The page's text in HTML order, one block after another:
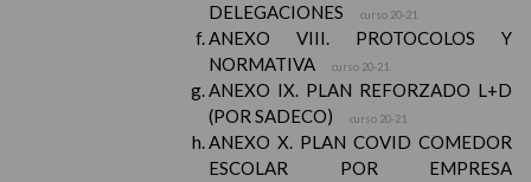
DELEGACIONES
curso 20-21
ANEXO VIII. PROTOCOLOS Y
NORMATIVA
curso 20-21
ANEXO IX. PLAN REFORZADO L+D
(POR SADECO)
curso 20-21
ANEXO X. PLAN COVID COMEDOR
ESCOLAR POR EMPRESA